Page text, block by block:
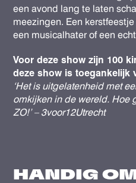
een avond lang te laten
meezingen. Een
een musicalhater of een
Voor deze show zijn 100
deze show is toegankelijk
‘Het is uitgelatenheid met
omkijken in de wereld. Hoe
ZO!’ – 3voor12Utrecht
HANDIG